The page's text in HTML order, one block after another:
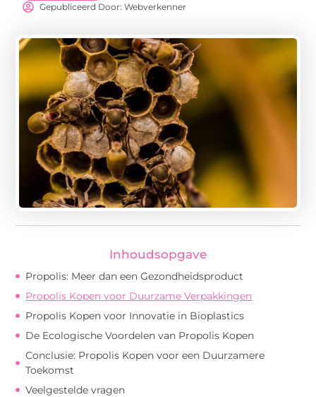
Gepubliceerd Door: Webverkenner
Inhoudsopgave
Propolis: Meer dan een Gezondheidsproduct
Propolis Kopen voor Duurzame Verpakkingen
Propolis Kopen voor Innovatie in Bioplastics
De Ecologische Voordelen van Propolis Kopen
Conclusie: Propolis Kopen voor een Duurzamere
Toekomst
Veelgestelde vragen